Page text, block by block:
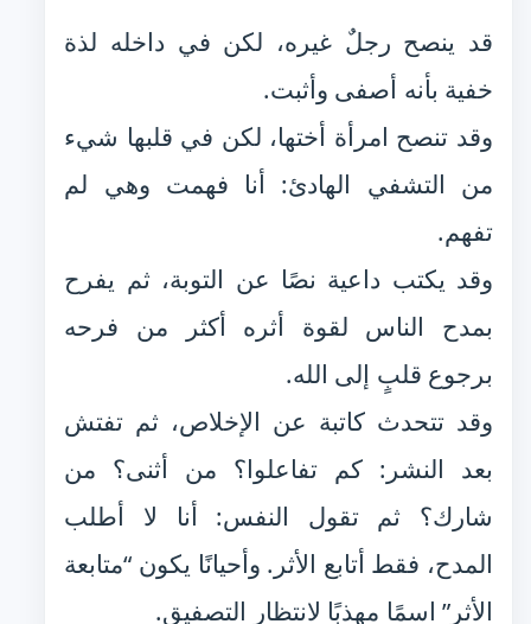
قد ينصح رجلٌ غيره، لكن في داخله لذة
خفية بأنه أصفى وأثبت.
وقد تنصح امرأة أختها، لكن في قلبها شيء
من التشفي الهادئ: أنا فهمت وهي لم
تفهم.
وقد يكتب داعية نصًا عن التوبة، ثم يفرح
بمدح الناس لقوة أثره أكثر من فرحه
برجوع قلبٍ إلى الله.
وقد تتحدث كاتبة عن الإخلاص، ثم تفتش
بعد النشر: كم تفاعلوا؟ من أثنى؟ من
شارك؟ ثم تقول النفس: أنا لا أطلب
المدح، فقط أتابع الأثر. وأحيانًا يكون “متابعة
الأثر” اسمًا مهذبًا لانتظار التصفيق.